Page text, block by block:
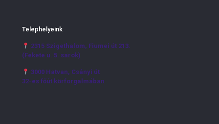
Telephelyeink
2315 Szigethalom, Fiumei út 213.
(Fekete u. 5. sarok)
3000 Hatvan, Csányi út
32-es főút körforgalmában